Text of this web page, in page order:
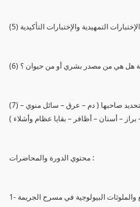
التمهيدية والإختبارات التأكيدية
هل هي من مصدر بشري أو من حيوان ؟
(7) إجراء الإختبارات علي العينة البيولوجية لتحديد صاحبها ( دم – عرق – سائل منوي –
– أسنان – أظافر – بقايا عظام وأشلاء )
محتوي الدورة والمحاضرات :
والملوثات البيولوجية في مسرح الجريمة